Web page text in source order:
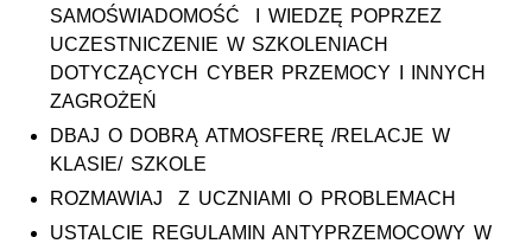
SAMOŚWIADOMOŚĆ I WIEDZĘ POPRZEZ
UCZESTNICZENIE W SZKOLENIACH
DOTYCZĄCYCH CYBER PRZEMOCY I INNYCH
ZAGROŻEŃ
DBAJ O DOBRĄ ATMOSFERĘ /RELACJE W
KLASIE/ SZKOLE
ROZMAWIAJ Z UCZNIAMI O PROBLEMACH
USTALCIE REGULAMIN ANTYPRZEMOCOWY W